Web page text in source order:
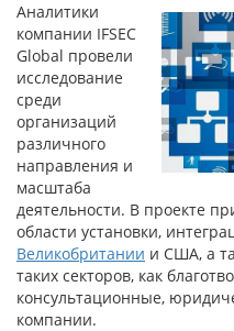
Аналитики
компании IFSEC
Global провели
исследование
среди
организаций
различного
направления и
масштаба
деятельности. В проекте
области установки,
Великобритании и США, а
таких секторов, как
консультационные,
компании.